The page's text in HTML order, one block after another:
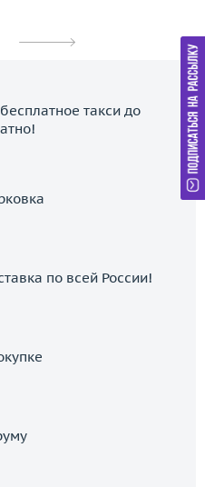
такси до
по всей России!